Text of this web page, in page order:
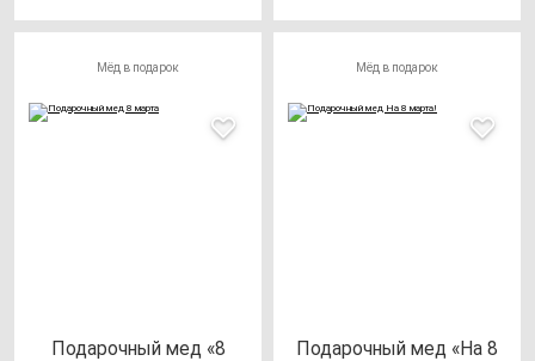
Мёд в подарок
Пода­роч­ный мед «8
Мёд в подарок
Пода­роч­ный мед «На 8